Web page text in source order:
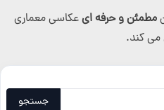
مطمئن و حرفه ایعکاسی معماری
می کند.
جستجو